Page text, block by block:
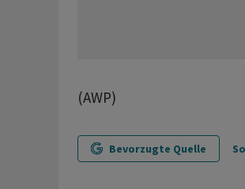
(AWP)
Bevorzugte Quelle